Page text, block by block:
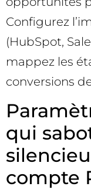
Configurez
(HubSpot,
mappez les
conversions
qui
compte